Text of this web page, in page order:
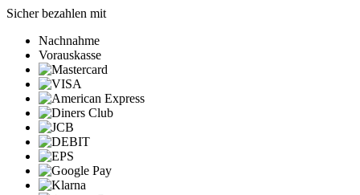
Sicher bezahlen mit
Nachnahme
Vorauskasse